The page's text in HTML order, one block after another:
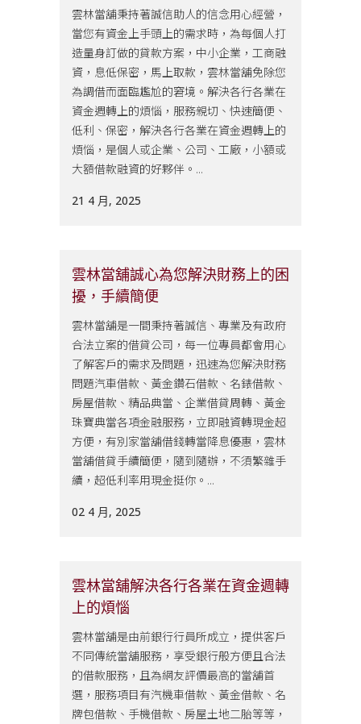
雲林當舖秉持著誠信助人的信念用心經營，
當您有資金上手頭上的需求時，為每個人打
造量身訂做的貸款方案，中小企業，工商融
資，息低保密，馬上取款，雲林當舖免除您
為調借而面臨尷尬的窘境。解決各行各業在
資金週轉上的煩惱，服務親切、快速簡便、
低利、保密，解決各行各業在資金週轉上的
煩惱，是個人或企業、公司、工廠，小額或
大額借款融資的好夥伴。...
21 4 月, 2025
雲林當舖誠心為您解決財務上的困
擾，手續簡便
雲林當舖是一間秉持著誠信、專業及有政府
合法立案的借貸公司，每一位專員都會用心
了解客戶的需求及問題，迅速為您解決財務
問題汽車借款、黃金鑽石借款、名錶借款、
房屋借款、精品典當、企業借貸周轉、黃金
珠寶典當各項金融服務，立即融資轉現金超
方便，有別家當舖借錢轉當降息優惠，雲林
當舖借貸手續簡便，隨到隨辦，不須繁雜手
續，超低利率用現金挺你。...
02 4 月, 2025
雲林當舖解決各行各業在資金週轉
上的煩惱
雲林當舖是由前銀行行員所成立，提供客戶
不同傳統當舖服務，享受銀行般方便且合法
的借款服務，且為網友評價最高的當舖首
選，服務項目有汽機車借款、黃金借款、名
牌包借款、手機借款、房屋土地二胎等等，